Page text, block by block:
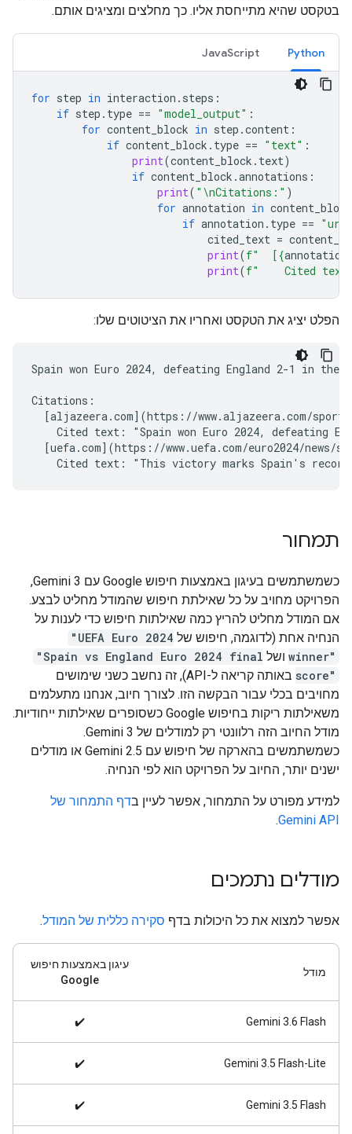
בטקסט שהיא מתייחסת אליו. כך מחלצים ומציגים אותם.
Python
JavaScript
for step in interaction . steps :
if step . type == "model_output" :
for content_block in step .content :
if content_block . type == "text" :
print(content_block . text)
if content_block .annotations :
print( " \nCitations:" )
for annotation in content_block
if annotation . type ==
cited_text =
print(f"  [{annotation
print(f"    Cited
הפלט יציג את הטקסט ואחריו את הציטוטים שלו:
Spain won Euro 2024, defeating England 2-1 in
Citations:
[aljazeera.com](https://www.aljazeera.com/
Cited text: "Spain won Euro 2024, defeating
[uefa.com](https://www.uefa.com/euro2024/news/
תמחור
כשמשתמשים בעיגון באמצעות חיפוש Google עם Gemini 3,
הפרויקט מחויב על כל שאילתת חיפוש שהמודל מחליט לבצע.
אם המודל מחליט להריץ כמה שאילתות חיפוש כדי לענות על
הנחיה אחת (לדוגמה, חיפוש של "UEFA Euro 2024
winner" ושל "Spain vs England Euro 2024 final
score"
באותה קריאה ל-API), זה נחשב כשני שימושים
מחויבים בכלי עבור הבקשה הזו. לצורך חיוב, אנחנו מתעלמים
משאילתות ריקות בחיפוש Google כשסופרים שאילתות ייחודיות.
מודל החיוב הזה רלוונטי רק למודלים של Gemini 3.
כשמשתמשים בהארקה של חיפוש עם Gemini 2.5 או מודלים
ישנים יותר, החיוב על הפרויקט הוא לפי הנחיה.
למידע מפורט על התמחור, אפשר לעיין בדף התמחור של
Gemini API
.
מודלים נתמכים
אפשר למצוא את כל היכולות בדף סקירה כללית של המודל.
מודל
עיגון באמצעות חיפוש
Google
Gemini 3.6 Flash
✔️
Gemini 3.5 Flash-Lite
✔️
Gemini 3.5 Flash
✔️